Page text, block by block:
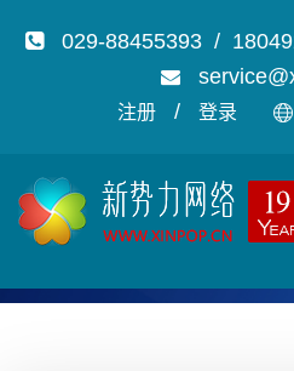
029-88455393 /
注册 / 登录